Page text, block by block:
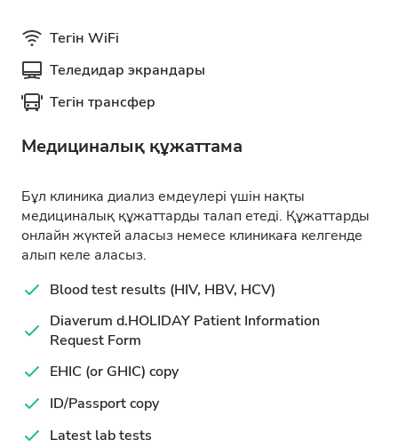
Тегін WiFi
Теледидар экрандары
Тегін трансфер
Медициналық құжаттама
Бұл клиника диализ емдеулері үшін нақты
медициналық құжаттарды талап етеді. Құжаттарды
онлайн жүктей аласыз немесе клиникаға келгенде
алып келе аласыз.
Blood test results (HIV, HBV, HCV)
Diaverum d.HOLIDAY Patient Information
Request Form
EHIC (or GHIC) copy
ID/Passport copy
Latest lab tests